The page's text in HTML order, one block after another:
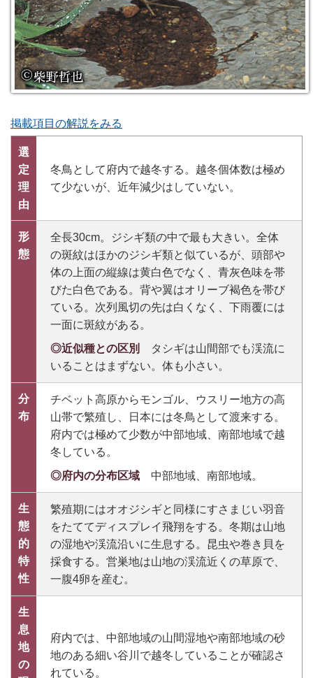
掲載項目の解説をみる
選
定
理
由
冬鳥として府内で越冬する。越冬個体数は極め
て少ないが、近年減少はしていない。
形
態
全長30cm。ジシギ類の中で最も大きい。全体
の斑紋はほかのジシギ類と似ているが、頭部や
体の上面の縦線は黄白色でなく、青灰色味を帯
びた白色である。背や翼はオリーブ褐色を帯び
ている。次列風切の先は白くなく、下雨覆には
一面に斑紋がある。
◎近似種との区別
タシギは山間部でも渓流に
いることはまずない。体も小さい。
分
布
チベット高原からモンゴル、ウスリー地方の高
山帯で繁殖し、日本には冬鳥として渡来する。
府内では極めて少数が中部地域、南部地域で越
冬している。
◎府内の分布区域 中部地域、南部地域。
生
態
的
特
性
繁殖期にはオオジシギと同様にすさまじい羽音
をたててディスプレイ飛翔をする。冬期は山地
の湿地や渓流沿いに生息する。昆虫や巻き貝を
採食する。営巣地は山地の渓流近くの草原で、
一腹4卵を産む。
生
息
地
の
府内では、中部地域の山間湿地や南部地域の砂
地のある細い谷川で越冬していることが確認さ
れている。